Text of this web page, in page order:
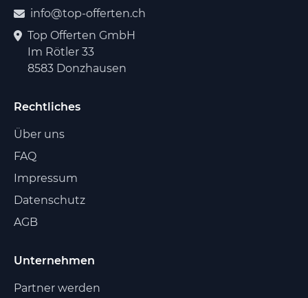
info@top-offerten.ch
Top Offerten GmbH
Im Rötler 33
8583 Donzhausen
Rechtliches
Über uns
FAQ
Impressum
Datenschutz
AGB
Unternehmen
Partner werden